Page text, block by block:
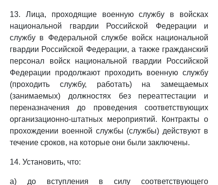
13. Лица, проходящие военную службу в войсках
национальной гвардии Российской Федерации и
службу в Федеральной службе войск национальной
гвардии Российской Федерации, а также гражданский
персонал войск национальной гвардии Российской
Федерации продолжают проходить военную службу
(проходить службу, работать) на замещаемых
(занимаемых) должностях без переаттестации и
переназначения до проведения соответствующих
организационно-штатных мероприятий. Контракты о
прохождении военной службы (службы) действуют в
течение сроков, на которые они были заключены.
14. Установить, что:
а) до вступления в силу соответствующего